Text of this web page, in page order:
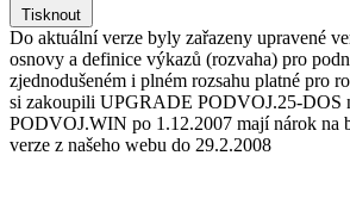
Tisknout
Do aktuální verze byly zařazeny upravené
osnovy a definice výkazů (rozvaha) pro
zjednodušeném i plném rozsahu platné pro
si zakoupili UPGRADE PODVOJ.25-DOS
PODVOJ.WIN po 1.12.2007 mají nárok na
verze z našeho webu do 29.2.2008